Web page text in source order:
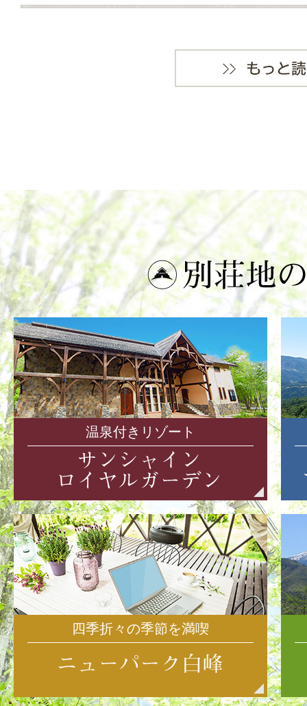
温泉付きリゾート
四季折々の季節を満喫